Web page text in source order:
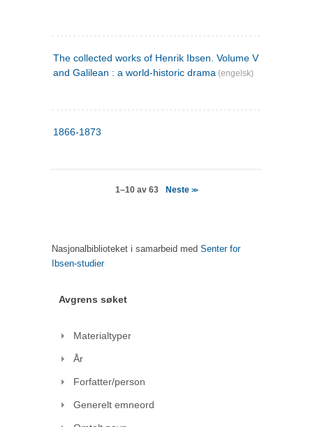
The collected works of Henrik Ibsen. Volume V : Emperor
and Galilean : a world-historic drama (engelsk)
1866-1873
1–10 av 63 Neste>>
Nasjonalbiblioteket i samarbeid med Senter for
Ibsen-studier
Avgrens søket
Materialtyper
År
Forfatter/person
Generelt emneord